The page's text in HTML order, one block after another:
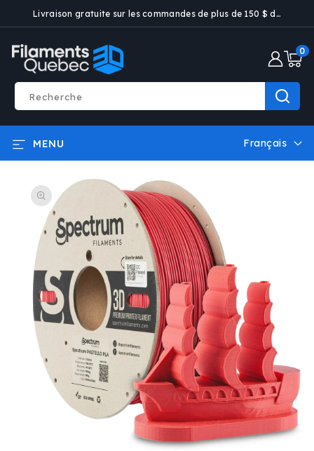
ET PASSER
CONTENU
Livraison gratuite sur les commandes de plus de 150 $ dans certaines villes
Recherche
0
0
MENU
L
a
Français
INFORMATIONS
PRODUITS